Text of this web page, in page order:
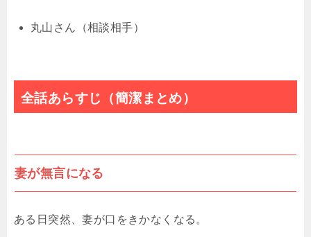
丸山さん（相談相手）
全話あらすじ（簡潔まとめ）
妻が無言になる
ある日突然、妻が口をきかなくなる。